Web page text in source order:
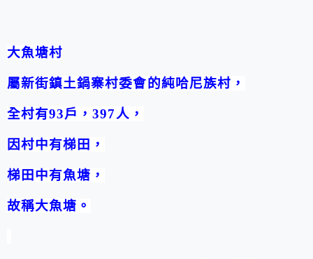
大魚塘村
屬新街鎮土鍋寨村委會的純哈尼族村，
全村有93戶，397人，
因村中有梯田，
梯田中有魚塘，
故稱大魚塘。